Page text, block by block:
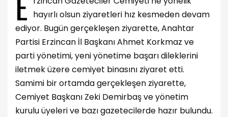
hayırlı olsun ziyaretleri hız kesmeden devam
ediyor. Bugün gerçekleşen ziyarette, Anahtar
Partisi Erzincan İl Başkanı Ahmet Korkmaz ve
parti yönetimi, yeni yönetime başarı dileklerini
iletmek üzere cemiyet binasını ziyaret etti.
Samimi bir ortamda gerçekleşen ziyarette,
Cemiyet Başkanı Zeki Demirbaş ve yönetim
kurulu üyeleri ve bazı gazetecilerde hazır bulundu.